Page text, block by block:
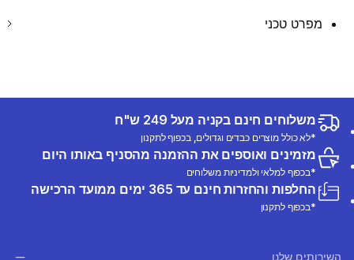
מפרט טכני
משלוחים חינם בקניה מעל 249 ש"ח
*לא כולל מוצרים כבדים וגדולים, בכפוף לתקנון
מזמינים ואוספים את ההזמנה מהסניף באותו היום
*בכפוף למלאי ולמדיניות משלוחים
החלפות והחזרות חינם עד 365 ימים ממועד הרכישה
*בכפוף לתקנון
השירותים שלנו